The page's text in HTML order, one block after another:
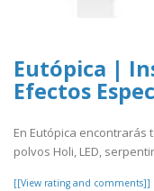
Eutópica |
Efectos
En Eutópica
polvos Holi, LED,
[[View rating and comments]]